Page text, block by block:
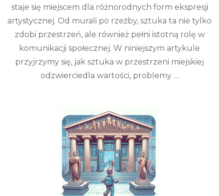
staje się miejscem dla różnorodnych form ekspresji
artystycznej. Od murali po rzeźby, sztuka ta nie tylko
zdobi przestrzeń, ale również pełni istotną rolę w
komunikacji społecznej. W niniejszym artykule
przyjrzymy się, jak sztuka w przestrzeni miejskiej
odzwierciedla wartości, problemy …